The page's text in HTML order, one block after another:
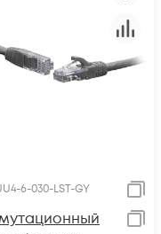
6-030-LST-GY